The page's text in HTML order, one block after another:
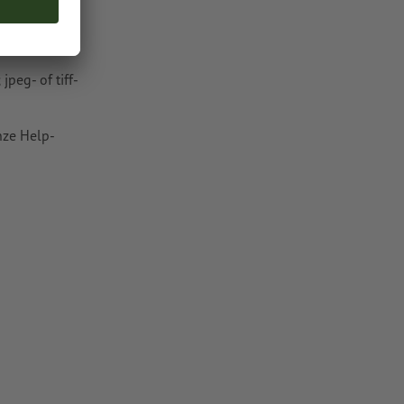
en
jpeg- of tiff-
Help-